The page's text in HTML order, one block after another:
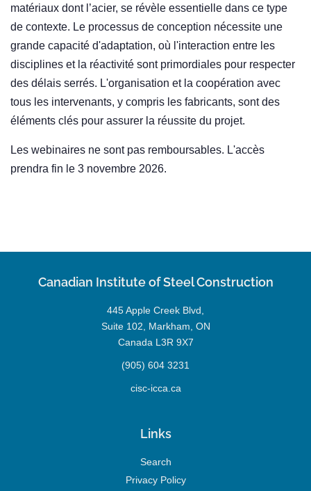
matériaux dont l’acier, se révèle essentielle dans ce type
de contexte. Le processus de conception nécessite une
grande capacité d'adaptation, où l'interaction entre les
disciplines et la réactivité sont primordiales pour respecter
des délais serrés. L'organisation et la coopération avec
tous les intervenants, y compris les fabricants, sont des
éléments clés pour assurer la réussite du projet.
Les webinaires ne sont pas remboursables. L'accès
prendra fin le 3 novembre 2026.
Canadian Institute of Steel Construction
445 Apple Creek Blvd,
Suite 102, Markham, ON
Canada L3R 9X7
(905) 604 3231
cisc-icca.ca
Links
Search
Privacy Policy